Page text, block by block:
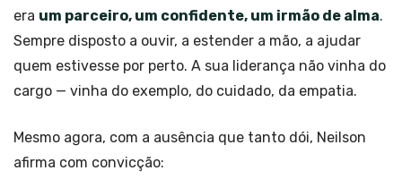
era um parceiro, um confidente, um irmão de alma.
Sempre disposto a ouvir, a estender a mão, a ajudar
quem estivesse por perto. A sua liderança não vinha do
cargo — vinha do exemplo, do cuidado, da empatia.
Mesmo agora, com a ausência que tanto dói, Neilson
afirma com convicção: